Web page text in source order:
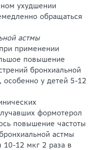
ухудшении
обращаться
астмы
применении
повышение
бронхиальной
у детей 5-12
формотерол
повышение частоты
астмы
12 мкг 2 раза в